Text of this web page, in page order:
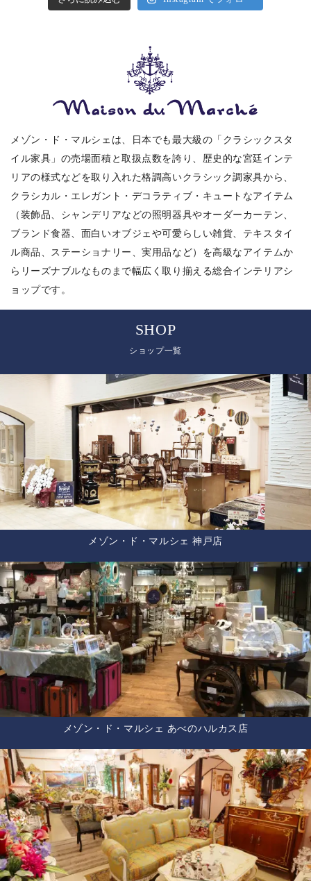
メゾン・ド・マルシェは、日本でも最大級の「クラシックスタ
イル家具」の売場面積と取扱点数を誇り、歴史的な宮廷インテ
リアの様式などを取り入れた格調高いクラシック調家具から、
クラシカル・エレガント・デコラティブ・キュートなアイテム
（装飾品、シャンデリアなどの照明器具やオーダーカーテン、
ブランド食器、面白いオブジェや可愛らしい雑貨、テキスタイ
ル商品、ステーショナリー、実用品など）を高級なアイテムか
らリーズナブルなものまで幅広く取り揃える総合インテリアシ
ョップです。
SHOP
ショップ一覧
メゾン・ド・マルシェ 神戸店
メゾン・ド・マルシェ あべのハルカス店